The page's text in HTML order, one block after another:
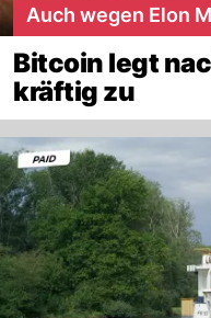
Auch wegen Elon
Bitcoin legt
kräftig zu